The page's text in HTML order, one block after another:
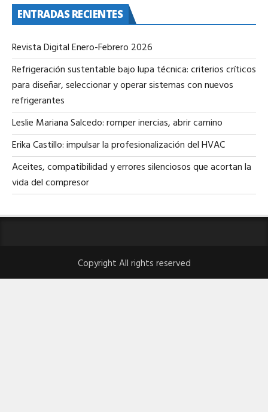
ENTRADAS RECIENTES
Revista Digital Enero-Febrero 2026
Refrigeración sustentable bajo lupa técnica: criterios críticos
para diseñar, seleccionar y operar sistemas con nuevos
refrigerantes
Leslie Mariana Salcedo: romper inercias, abrir camino
Erika Castillo: impulsar la profesionalización del HVAC
Aceites, compatibilidad y errores silenciosos que acortan la
vida del compresor
Copyright All rights reserved